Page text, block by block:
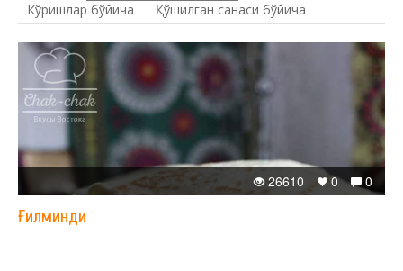
Кўришлар бўйича
Қўшилган санаси бўйича
0
0
26610
Ғилминди